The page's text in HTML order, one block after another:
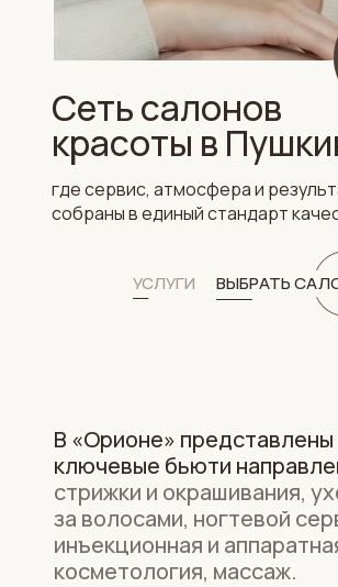
Сеть салонов
красоты в
где сервис, атмосфера и
собраны в единый стандарт
ВЫБРАТЬ
УСЛУГИ
В «Орионе» представлены
ключевые бьюти
стрижки и окрашивания,
за волосами, ногтевой
инъекционная и
косметология, массаж.